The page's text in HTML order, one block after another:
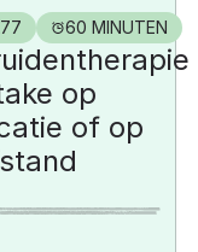
77 60 MINUTEN
op
of op